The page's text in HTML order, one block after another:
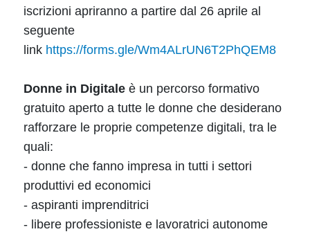
iscrizioni apriranno a partire dal 26 aprile al
seguente
link https://forms.gle/Wm4ALrUN6T2PhQEM8
Donne in Digitale è un percorso formativo
gratuito aperto a tutte le donne che desiderano
rafforzare le proprie competenze digitali, tra le
quali:
- donne che fanno impresa in tutti i settori
produttivi ed economici
- aspiranti imprenditrici
- libere professioniste e lavoratrici autonome